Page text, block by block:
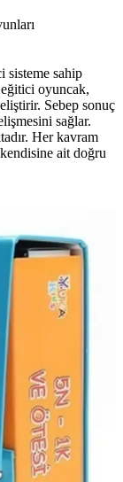
sisteme sahip
oyuncak,
Sebep sonuç
sağlar.
Her kavram
ait doğru